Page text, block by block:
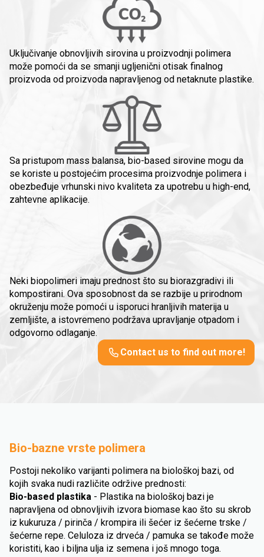
Uključivanje obnovljivih sirovina u proizvodnji polimera
može pomoći da se smanji ugljenični otisak finalnog
proizvoda od proizvoda napravljenog od netaknute plastike.
Sa pristupom mass balansa, bio-based sirovine mogu da
se koriste u postojećim procesima proizvodnje polimera i
obezbeđuje vrhunski nivo kvaliteta za upotrebu u high-end,
zahtevne aplikacije.
Neki biopolimeri imaju prednost što su biorazgradivi ili
kompostirani. Ova sposobnost da se razbije u prirodnom
okruženju može pomoći u isporuci hranljivih materija u
zemljište, a istovremeno podržava upravljanje otpadom i
odgovorno odlaganje.
Contact us to find out more!
Bio-bazne vrste polimera
Postoji nekoliko varijanti polimera na biološkoj bazi, od
kojih svaka nudi različite održive prednosti:
Bio-based plastika - Plastika na biološkoj bazi je
napravljena od obnovljivih izvora biomase kao što su skrob
iz kukuruza / pirinča / krompira ili šećer iz šećerne trske /
šećerne repe. Celuloza iz drveća / pamuka se takođe može
koristiti, kao i biljna ulja iz semena i još mnogo toga.